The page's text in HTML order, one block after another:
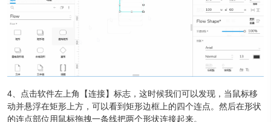
4、点击软件左上角【连接】标志，这时候我们可以发现，当鼠标移
动并悬浮在矩形上方，可以看到矩形边框上的四个连点。然后在形状
的连点部位用鼠标拖拽一条线把两个形状连接起来。